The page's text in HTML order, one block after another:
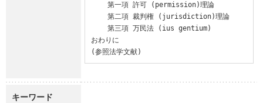
おわりに
(参照法学文献)
キーワード